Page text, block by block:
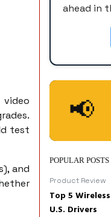
test
and
ahead in
📢
POPULAR POSTS
Product Review
Top 5
U.S. Drivers